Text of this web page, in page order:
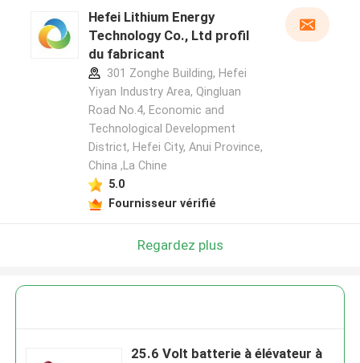
Hefei Lithium Energy
Technology Co., Ltd profil
du fabricant
301 Zonghe Building, Hefei
Yiyan Industry Area, Qingluan
Road No.4, Economic and
Technological Development
District, Hefei City, Anui Province,
China ,La Chine
5.0
Fournisseur vérifié
Regardez plus
25.6 Volt batterie à élévateur à